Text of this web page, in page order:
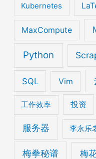
Kubernetes
MaxCompute
Python
SQL Vim
工作效率 投资
服务器 李永乐
梅拳秘谱 梅